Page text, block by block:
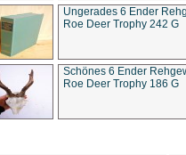
Ungerades 6 Ender
Roe Deer Trophy 242 G
Schönes 6 Ender
Roe Deer Trophy 186 G